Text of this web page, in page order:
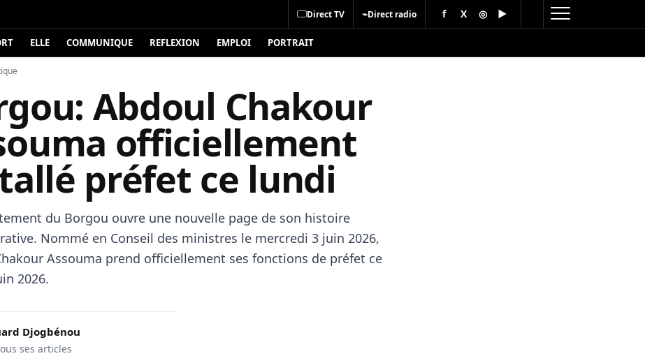
Direct TV ⌁Direct radio f X ◎ ▶
ELLE COMMUNIQUE REFLEXION EMPLOI PORTRAIT
Abdoul Chakour
officiellement
préfet ce lundi
du Borgou ouvre une nouvelle page de son histoire
Nommé en Conseil des ministres le mercredi 3 juin 2026,
Assouma prend officiellement ses fonctions de préfet ce
2026.
Djogbénou
ses articles